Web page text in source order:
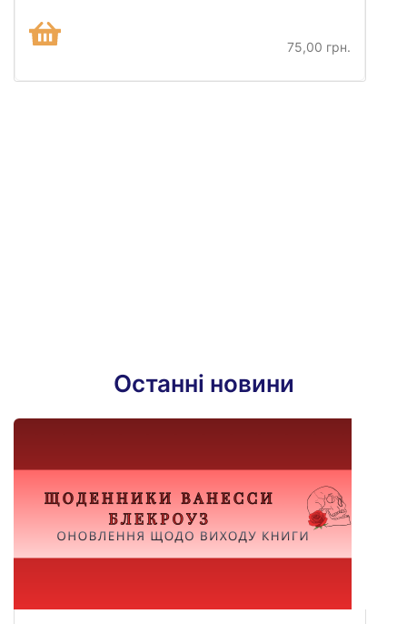
75,00 грн.
Останні новини